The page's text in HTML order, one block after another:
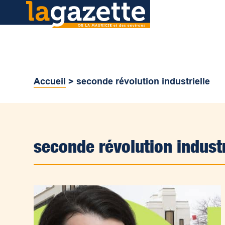
Accueil >seconde révolution industrielle
seconde révolution